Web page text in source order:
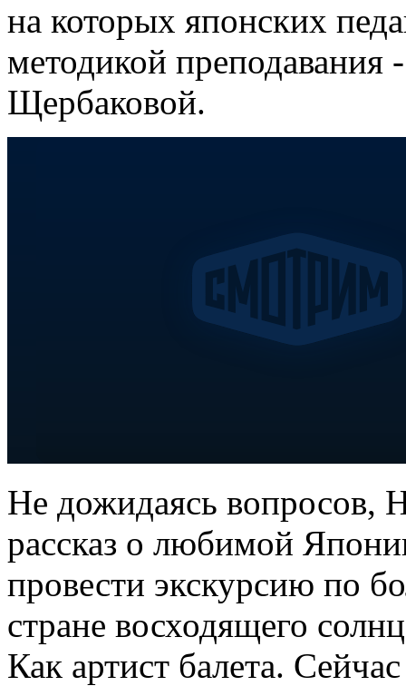
на которых японских
методикой
Щербаковой.
Не дожидаясь вопросов,
рассказ о любимой
провести экскурсию по
стране восходящего
Как артист балета.